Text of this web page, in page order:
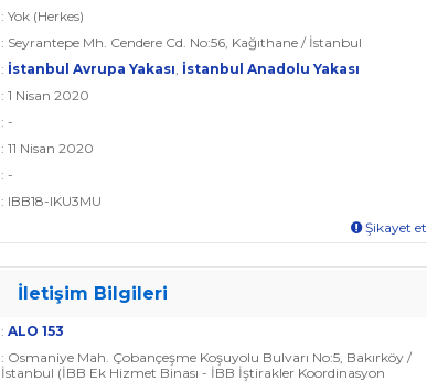
: Yok (Herkes)
: Seyrantepe Mh. Cendere Cd. No:56, Kağıthane / İstanbul
: İstanbul Avrupa Yakası, İstanbul Anadolu Yakası
: 1 Nisan 2020
: -
: 11 Nisan 2020
: -
: IBB18-IKU3MU
Şikayet et
İletişim Bilgileri
: ALO 153
: Osmaniye Mah. Çobançeşme Koşuyolu Bulvarı No:5, Bakırköy /
İstanbul (İBB Ek Hizmet Binası - İBB İştirakler Koordinasyon